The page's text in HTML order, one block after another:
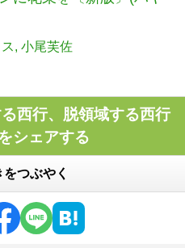
小尾芙佐
西行、脱領域する西行
シェアする
つぶやく